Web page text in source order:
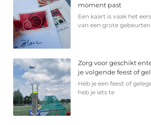
moment past
Een kaart is vaak het
van een grote
Zorg voor geschikt
je volgende feest of
Heb je een feest of
heb je iets te